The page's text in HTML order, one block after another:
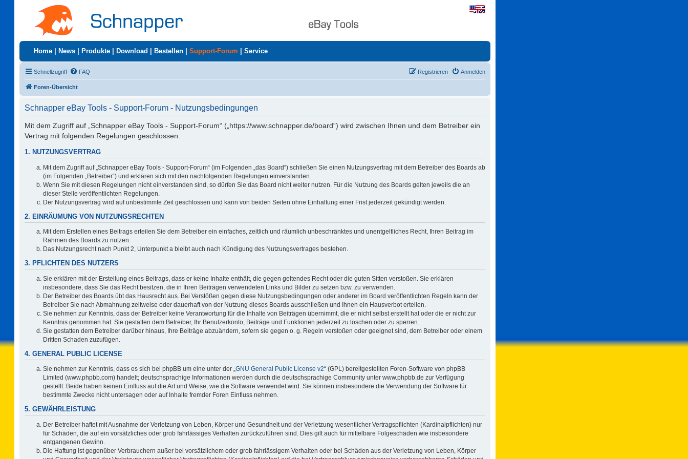
Home News Produkte Download Bestellen Support-Forum Service
Schnellzugriff FAQ Anmelden
Registrieren
Foren-Übersicht
Schnapper eBay Tools - Support-Forum - Nutzungsbedingungen
Mit dem Zugriff auf „Schnapper eBay Tools - Support-Forum“ („https://www.schnapper.de/board“) wird zwischen Ihnen und dem Betreiber ein
Vertrag mit folgenden Regelungen geschlossen:
1. NUTZUNGSVERTRAG
Mit dem Zugriff auf „Schnapper eBay Tools - Support-Forum“ (im Folgenden „das Board“) schließen Sie einen Nutzungsvertrag mit dem Betreiber des Boards ab
(im Folgenden „Betreiber“) und erklären sich mit den nachfolgenden Regelungen einverstanden.
Wenn Sie mit diesen Regelungen nicht einverstanden sind, so dürfen Sie das Board nicht weiter nutzen. Für die Nutzung des Boards gelten jeweils die an
dieser Stelle veröffentlichten Regelungen.
Der Nutzungsvertrag wird auf unbestimmte Zeit geschlossen und kann von beiden Seiten ohne Einhaltung einer Frist jederzeit gekündigt werden.
2. EINRÄUMUNG VON NUTZUNGSRECHTEN
Mit dem Erstellen eines Beitrags erteilen Sie dem Betreiber ein einfaches, zeitlich und räumlich unbeschränktes und unentgeltliches Recht, Ihren Beitrag im
Rahmen des Boards zu nutzen.
Das Nutzungsrecht nach Punkt 2, Unterpunkt a bleibt auch nach Kündigung des Nutzungsvertrages bestehen.
3. PFLICHTEN DES NUTZERS
Sie erklären mit der Erstellung eines Beitrags, dass er keine Inhalte enthält, die gegen geltendes Recht oder die guten Sitten verstoßen. Sie erklären
insbesondere, dass Sie das Recht besitzen, die in Ihren Beiträgen verwendeten Links und Bilder zu setzen bzw. zu verwenden.
Der Betreiber des Boards übt das Hausrecht aus. Bei Verstößen gegen diese Nutzungsbedingungen oder anderer im Board veröffentlichten Regeln kann der
Betreiber Sie nach Abmahnung zeitweise oder dauerhaft von der Nutzung dieses Boards ausschließen und Ihnen ein Hausverbot erteilen.
Sie nehmen zur Kenntnis, dass der Betreiber keine Verantwortung für die Inhalte von Beiträgen übernimmt, die er nicht selbst erstellt hat oder die er nicht zur
Kenntnis genommen hat. Sie gestatten dem Betreiber, Ihr Benutzerkonto, Beiträge und Funktionen jederzeit zu löschen oder zu sperren.
Sie gestatten dem Betreiber darüber hinaus, Ihre Beiträge abzuändern, sofern sie gegen o. g. Regeln verstoßen oder geeignet sind, dem Betreiber oder einem
Dritten Schaden zuzufügen.
4. GENERAL PUBLIC LICENSE
Sie nehmen zur Kenntnis, dass es sich bei phpBB um eine unter der „GNU General Public License v2“ (GPL) bereitgestellten Foren-Software von phpBB
Limited (www.phpbb.com) handelt; deutschsprachige Informationen werden durch die deutschsprachige Community unter www.phpbb.de zur Verfügung
gestellt. Beide haben keinen Einfluss auf die Art und Weise, wie die Software verwendet wird. Sie können insbesondere die Verwendung der Software für
bestimmte Zwecke nicht untersagen oder auf Inhalte fremder Foren Einfluss nehmen.
5. GEWÄHRLEISTUNG
Der Betreiber haftet mit Ausnahme der Verletzung von Leben, Körper und Gesundheit und der Verletzung wesentlicher Vertragspflichten (Kardinalpflichten) nur
für Schäden, die auf ein vorsätzliches oder grob fahrlässiges Verhalten zurückzuführen sind. Dies gilt auch für mittelbare Folgeschäden wie insbesondere
entgangenen Gewinn.
Die Haftung ist gegenüber Verbrauchern außer bei vorsätzlichem oder grob fahrlässigem Verhalten oder bei Schäden aus der Verletzung von Leben, Körper